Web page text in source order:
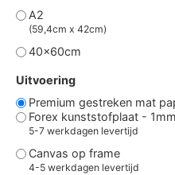
A2
(59,4cm x 42cm)
40x60cm
Uitvoering
Premium gestreken mat
Forex kunststofplaat - 1mm
5-7 werkdagen levertijd
Canvas op frame
4-5 werkdagen levertijd